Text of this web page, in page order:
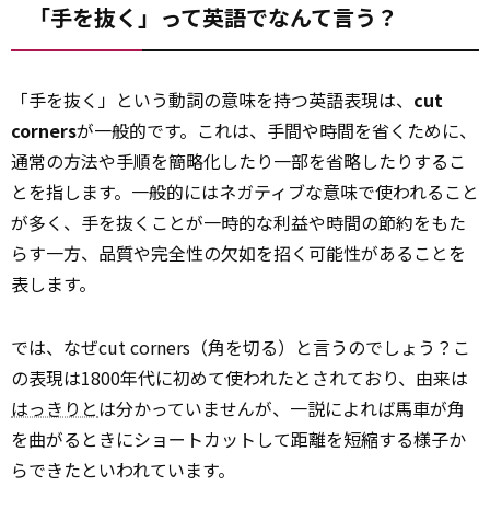
「手を抜く」って英語でなんて言う？
「手を抜く」という動詞の意味を持つ英語表現は、 cut
cornersが一般的です。これは、手間や時間を省くために、
通常の方法や手順を簡略化したり一部を省略したりするこ
とを指します。一般的にはネガティブな意味で使われること
が多く、手を抜くことが一時的な利益や時間の節約をもた
らす一方、品質や完全性の欠如を招く可能性があることを
表します。
では、なぜcut corners（角を切る）と言うのでしょう？こ
の表現は1800年代に初めて使われたとされており、由来は
はっきりとは分かっていませんが、一説によれば馬車が角
を曲がるときにショートカットして距離を短縮する様子か
らできたといわれています。